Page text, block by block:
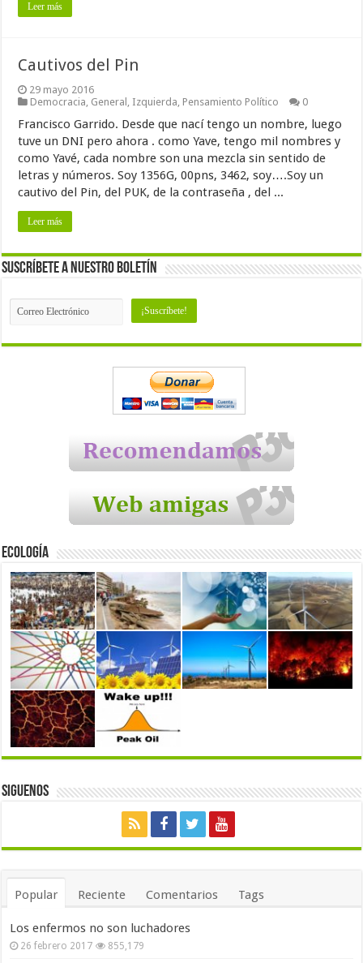
Leer más
Cautivos del Pin
29 mayo 2016
Democracia, General , Izquierda, Pensamiento Político 0
Francisco Garrido. Desde que nací tengo un nombre, luego
tuve un DNI pero ahora . como Yave, tengo mil nombres y
como Yavé, cada nombre son una mezcla sin sentido de
letras y números. Soy 1356G, 00pns, 3462, soy….Soy un
cautivo del Pin, del PUK, de la contraseña , del ...
Leer más
Suscríbete a nuestro Boletín
Ecología
Siguenos
Popular Reciente Comentarios Tags
Los enfermos no son luchadores
26 febrero 2017 855,179